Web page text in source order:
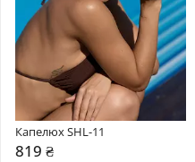
Капелюх SHL-11
819 ₴